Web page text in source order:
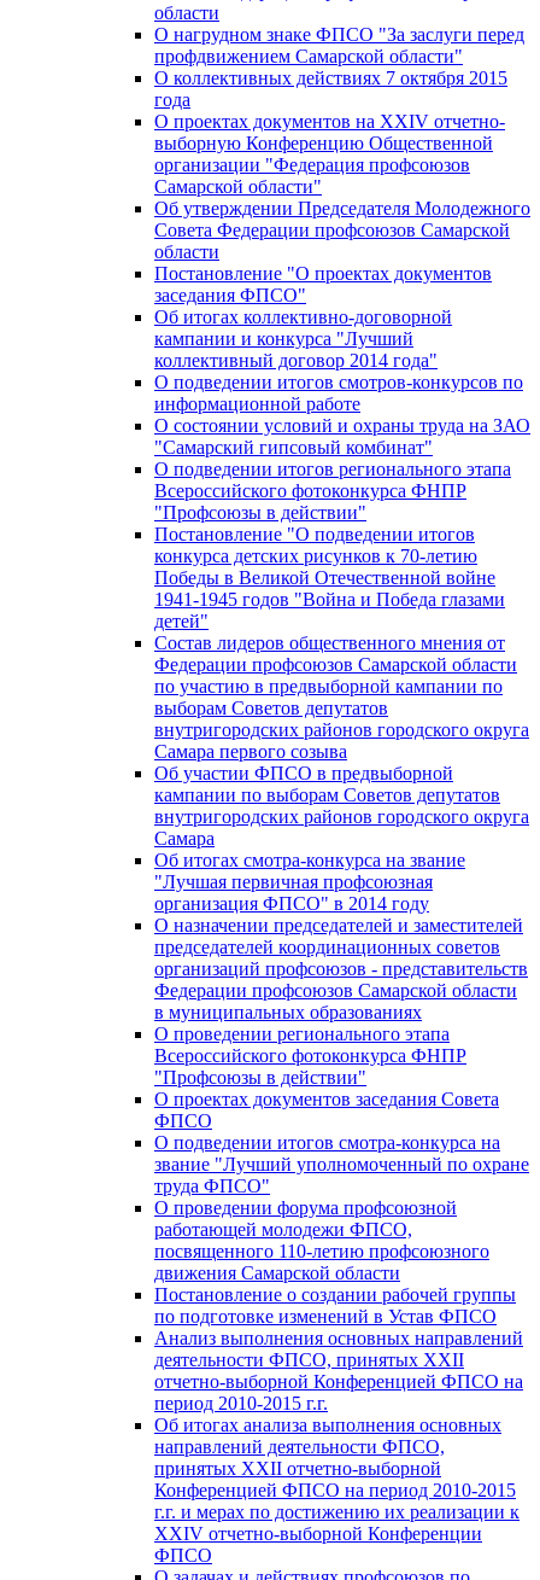
области
О нагрудном знаке ФПСО "За заслуги перед
профдвижением Самарской области"
О коллективных действиях 7 октября 2015
года
О проектах документов на XXIV отчетно-
выборную Конференцию Общественной
организации "Федерация профсоюзов
Самарской области"
Об утверждении Председателя Молодежного
Совета Федерации профсоюзов Самарской
области
Постановление "О проектах документов
заседания ФПСО"
Об итогах коллективно-договорной
кампании и конкурса "Лучший
коллективный договор 2014 года"
О подведении итогов смотров-конкурсов по
информационной работе
О состоянии условий и охраны труда на ЗАО
"Самарский гипсовый комбинат"
О подведении итогов регионального этапа
Всероссийского фотоконкурса ФНПР
"Профсоюзы в действии"
Постановление "О подведении итогов
конкурса детских рисунков к 70-летию
Победы в Великой Отечественной войне
1941-1945 годов "Война и Победа глазами
детей"
Состав лидеров общественного мнения от
Федерации профсоюзов Самарской области
по участию в предвыборной кампании по
выборам Советов депутатов
внутригородских районов городского округа
Самара первого созыва
Об участии ФПСО в предвыборной
кампании по выборам Советов депутатов
внутригородских районов городского округа
Самара
Об итогах смотра-конкурса на звание
"Лучшая первичная профсоюзная
организация ФПСО" в 2014 году
О назначении председателей и заместителей
председателей координационных советов
организаций профсоюзов - представительств
Федерации профсоюзов Самарской области
в муниципальных образованиях
О проведении регионального этапа
Всероссийского фотоконкурса ФНПР
"Профсоюзы в действии"
О проектах документов заседания Совета
ФПСО
О подведении итогов смотра-конкурса на
звание "Лучший уполномоченный по охране
труда ФПСО"
О проведении форума профсоюзной
работающей молодежи ФПСО,
посвященного 110-летию профсоюзного
движения Самарской области
Постановление о создании рабочей группы
по подготовке изменений в Устав ФПСО
Анализ выполнения основных направлений
деятельности ФПСО, принятых XXII
отчетно-выборной Конференцией ФПСО на
период 2010-2015 г.г.
Об итогах анализа выполнения основных
направлений деятельности ФПСО,
принятых XXII отчетно-выборной
Конференцией ФПСО на период 2010-2015
г.г. и мерах по достижению их реализации к
XXIV отчетно-выборной Конференции
ФПСО